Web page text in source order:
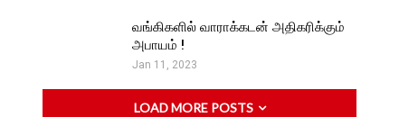
வங்கிகளில் வாராக்கடன் அதிகரிக்கும்
அபாயம் !
Jan 11, 2023
LOAD MORE POSTS